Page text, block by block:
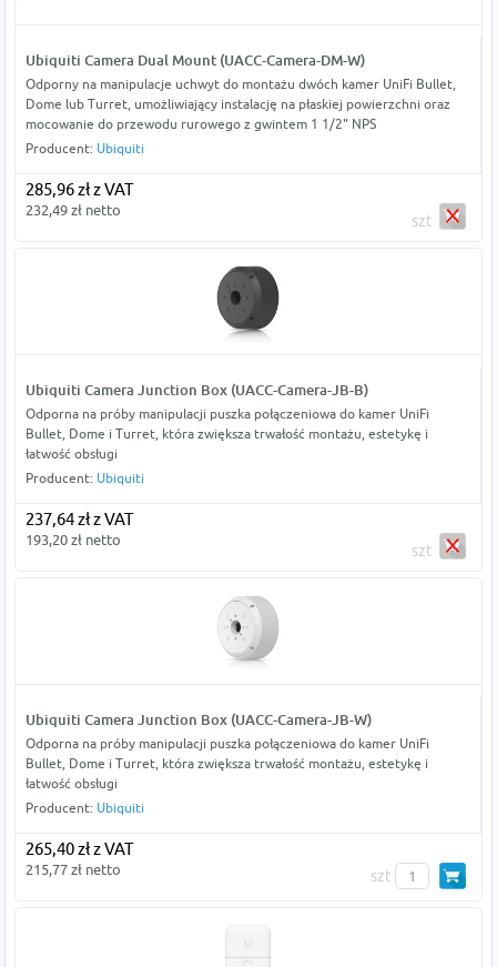
Ubiquiti Camera Dual Mount (UACC-Camera-DM-W)
Odporny na manipulacje uchwyt do montażu dwóch kamer UniFi Bullet,
Dome lub Turret, umożliwiający instalację na płaskiej powierzchni oraz
mocowanie do przewodu rurowego z gwintem 1 1/2" NPS
Producent: Ubiquiti
285,96 zł z VAT
232,49 zł netto
szt
Ubiquiti Camera Junction Box (UACC-Camera-JB-B)
Odporna na próby manipulacji puszka połączeniowa do kamer UniFi
Bullet, Dome i Turret, która zwiększa trwałość montażu, estetykę i
łatwość obsługi
Producent: Ubiquiti
237,64 zł z VAT
193,20 zł netto
szt
Ubiquiti Camera Junction Box (UACC-Camera-JB-W)
Odporna na próby manipulacji puszka połączeniowa do kamer UniFi
Bullet, Dome i Turret, która zwiększa trwałość montażu, estetykę i
łatwość obsługi
Producent: Ubiquiti
265,40 zł z VAT
215,77 zł netto szt